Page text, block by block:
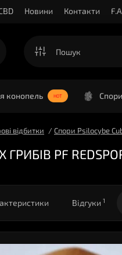
Новини Контакти
конопель HOT
відбитки Спори Psilocybe
PF
Відгуки 1